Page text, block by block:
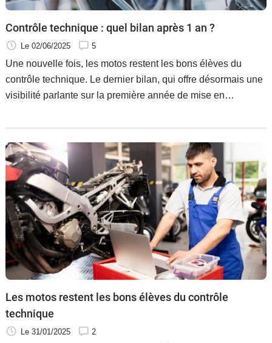
125
Marques
Services
Contrôle technique : quel bilan après 1 an ?
Le 02/06/2025 5
Une nouvelle fois, les motos restent les bons élèves du
contrôle technique. Le dernier bilan, qui offre désormais une
visibilité parlante sur la première année de mise en
entretenu.
Les motos restent les bons élèves du contrôle
technique
Le 31/01/2025 2